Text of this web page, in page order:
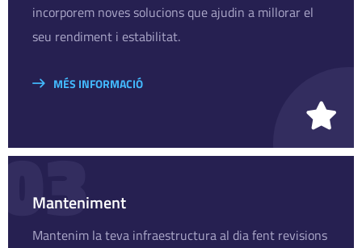
incorporem noves solucions que ajudin a millorar el
seu rendiment i estabilitat.
MÉS INFORMACIÓ
03
Manteniment
Mantenim la teva infraestructura al dia fent revisions